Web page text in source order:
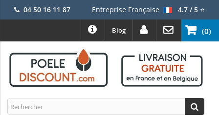
04 50 16 11 87 Entreprise Française 4.7 / 5⭐
(0)
Blog